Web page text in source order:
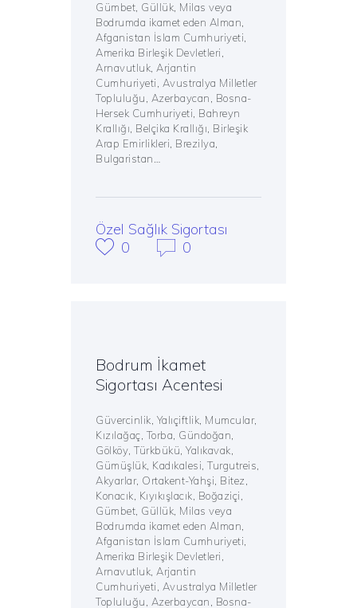
Gümbet, Güllük, Milas veya
Bodrumda ikamet eden Alman,
Afganistan İslam Cumhuriyeti,
Amerika Birleşik Devletleri,
Arnavutluk, Arjantin
Cumhuriyeti, Avustralya Milletler
Topluluğu, Azerbaycan, Bosna-
Hersek Cumhuriyeti, Bahreyn
Krallığı, Belçika Krallığı, Birleşik
Arap Emirlikleri, Brezilya,
Bulgaristan…
Özel Sağlık Sigortası
0
0
Bodrum İkamet
Sigortası Acentesi
Güvercinlik, Yalıçiftlik, Mumcular,
Kızılağaç, Torba, Gündoğan,
Gölköy, Türkbükü, Yalıkavak,
Gümüşlük, Kadıkalesi, Turgutreis,
Akyarlar, Ortakent-Yahşi, Bitez,
Konacık, Kıyıkışlacık, Boğaziçi,
Gümbet, Güllük, Milas veya
Bodrumda ikamet eden Alman,
Afganistan İslam Cumhuriyeti,
Amerika Birleşik Devletleri,
Arnavutluk, Arjantin
Cumhuriyeti, Avustralya Milletler
Topluluğu, Azerbaycan, Bosna-